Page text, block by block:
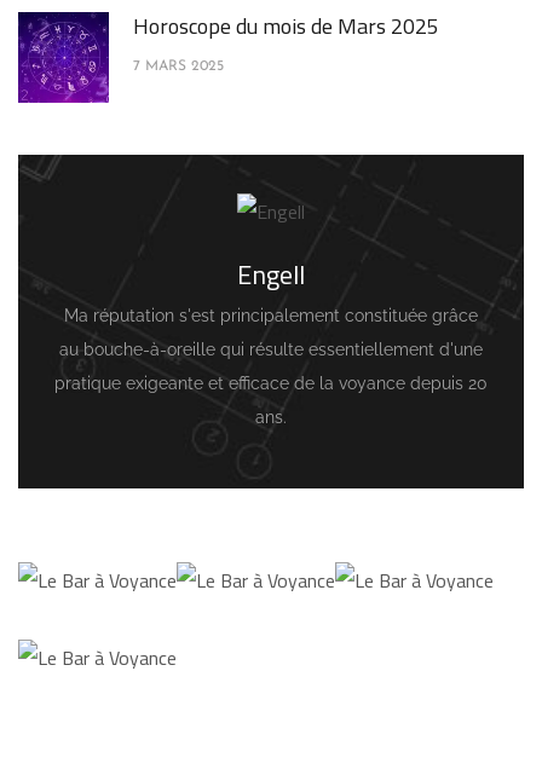
Horoscope du mois de Mars 2025
7 MARS 2025
Engell
Ma réputation s'est principalement constituée grâce
au bouche-à-oreille qui résulte essentiellement d'une
pratique exigeante et efficace de la voyance depuis 20
ans.